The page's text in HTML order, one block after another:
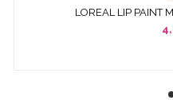
LOREAL LIP PAINT